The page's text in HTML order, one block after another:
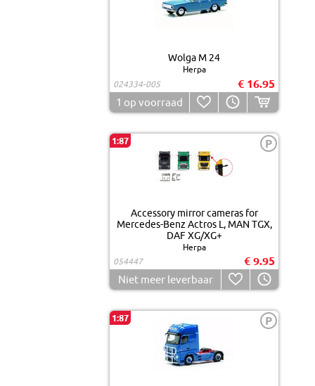
Wolga M 24
Herpa
024334-005
€ 16.95
1 op voorraad
1:87 P
Accessory mirror cameras for
Mercedes-Benz Actros L, MAN TGX,
DAF XG/XG+
Herpa
054447
€ 9.95
Niet meer leverbaar
1:87 P